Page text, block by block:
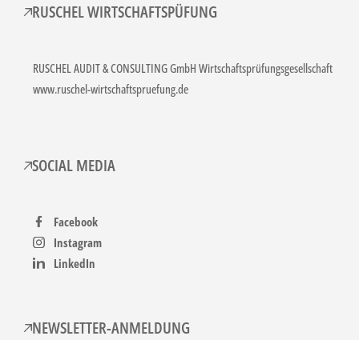
RUSCHEL WIRTSCHAFTSPÜFUNG
RUSCHEL AUDIT & CONSULTING GmbH Wirtschaftsprüfungsgesellschaft
www.ruschel-wirtschaftspruefung.de
SOCIAL MEDIA
Facebook
Instagram
LinkedIn
NEWSLETTER-ANMELDUNG